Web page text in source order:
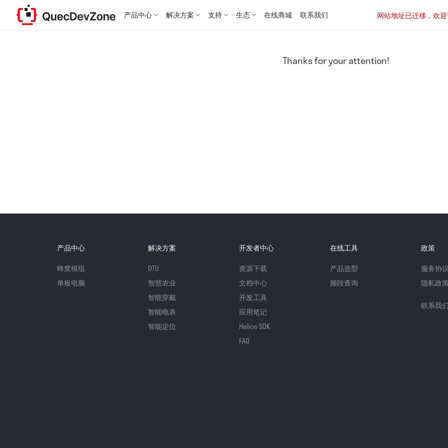
产品中心 解决方案 支持 生态 在线商城 联系我们 网站地址已迁移，欢
Thanks for your attention!
产品中心
蜂窝模组
单板电脑
解决方案
DTU
智慧农业
智能穿戴
智能电表
智能定位
开发者中心
资源下载
文档中心
开发工具
应用笔记
Helios SDK
FAQ
在线工具
产品选型
频段查询
政策
服务协
隐私政
联系我